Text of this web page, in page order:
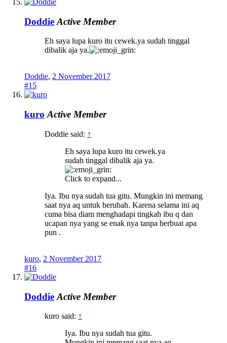
Doddie Active Member
Eh saya lupa kuro itu cewek.ya sudah tinggal
dibalik aja ya.
Doddie, 2 November 2017
#15
kuro Active Member
Doddie said: ↑
Eh saya lupa kuro itu cewek.ya
sudah tinggal dibalik aja ya.
Click to expand...
Iya. Ibu nya sudah tua gitu. Mungkin ini memang
saat nya aq untuk berubah. Karena selama ini aq
cuma bisa diam menghadapi tingkah ibu q dan
ucapan nya yang se enak nya tanpa berbuat apa
pun .
kuro, 2 November 2017
#16
Doddie Active Member
kuro said: ↑
Iya. Ibu nya sudah tua gitu.